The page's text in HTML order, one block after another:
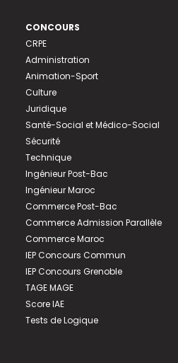
CONCOURS
CRPE
Administration
Animation-Sport
Culture
Juridique
Santé-Social et Médico-Social
Sécurité
Technique
Ingénieur Post-Bac
Ingénieur Maroc
Commerce Post-Bac
Commerce Admission Parallèle
Commerce Maroc
IEP Concours Commun
IEP Concours Grenoble
TAGE MAGE
Score IAE
Tests de Logique